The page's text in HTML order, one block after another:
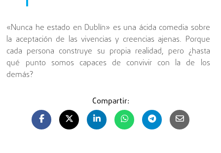
«Nunca he estado en Dublín» es una ácida comedia sobre
la aceptación de las vivencias y creencias ajenas. Porque
cada persona construye su propia realidad, pero ¿hasta
qué punto somos capaces de convivir con la de los
demás?
Compartir: